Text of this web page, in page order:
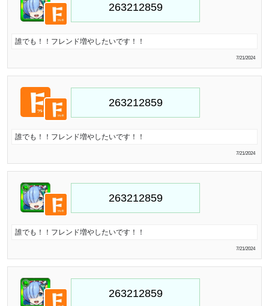
誰でも！！フレンド増やしたいです！！
7/21/2024
誰でも！！フレンド増やしたいです！！
7/21/2024
誰でも！！フレンド増やしたいです！！
7/21/2024